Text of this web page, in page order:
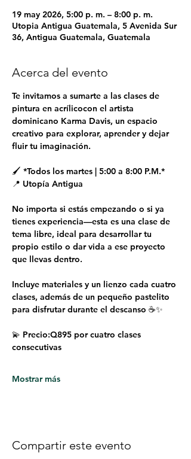
19 may 2026, 5:00 p. m. – 8:00 p. m.
Utopia Antigua Guatemala, 5 Avenida Sur
36, Antigua Guatemala, Guatemala
Acerca del evento
Te invitamos a sumarte a las clases de
pintura en acrílicocon el artista
dominicano Karma Davis, un espacio
creativo para explorar, aprender y dejar
fluir tu imaginación.
🖌 *Todos los martes | 5:00 a 8:00 P.M.*
📍 Utopía Antigua
No importa si estás empezando o si ya
tienes experiencia—esta es una clase de
tema libre, ideal para desarrollar tu
propio estilo o dar vida a ese proyecto
que llevas dentro.
Incluye materiales y un lienzo cada cuatro
clases, además de un pequeño pastelito
para disfrutar durante el descanso ☕✨
💫 Precio:Q895 por cuatro clases
consecutivas
Mostrar más
Compartir este evento